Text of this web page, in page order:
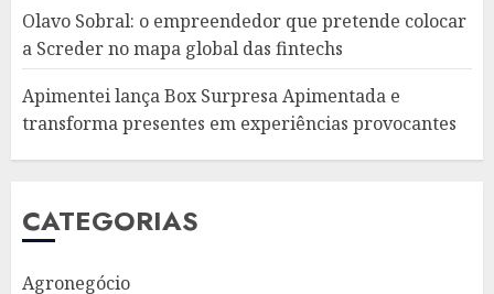
Olavo Sobral: o empreendedor que pretende colocar
a Screder no mapa global das fintechs
Apimentei lança Box Surpresa Apimentada e
transforma presentes em experiências provocantes
CATEGORIAS
Agronegócio